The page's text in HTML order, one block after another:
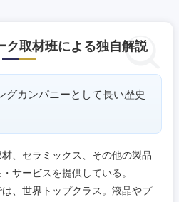
ク取材班による独自解説
グカンパニーとして長い歴史
、セラミックス、その他の製品
サービスを提供している。
、世界トップクラス。液晶やプ